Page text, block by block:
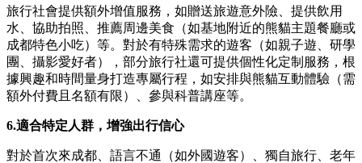
旅行社會提供額外增值服務，如贈送旅遊意外險、提供飲用
水、協助拍照、推薦周邊美食（如基地附近的熊貓主題餐廳或
成都特色小吃）等。對於有特殊需求的遊客（如親子遊、研學
團、攝影愛好者），部分旅行社還可提供個性化定制服務，根
據興趣和時間量身打造專屬行程，如安排與熊貓互動體驗（需
額外付費且名額有限）、參與科普講座等。
6.適合特定人群，增強出行信心
對於首次來成都、語言不通（如外國遊客）、獨自旅行、老年